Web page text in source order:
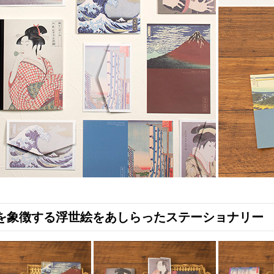
象徴する浮世絵をあしらったステーショナリー